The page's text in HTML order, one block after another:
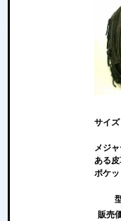
サイ
メジ
ある
ポケ
販売